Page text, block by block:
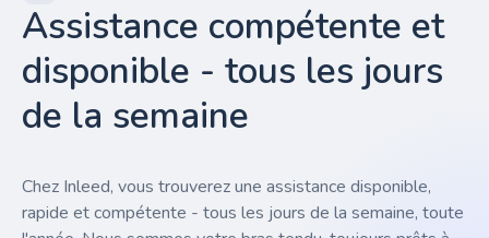
Assistance compétente et
disponible - tous les jours
de la semaine
Chez Inleed, vous trouverez une assistance disponible,
rapide et compétente - tous les jours de la semaine, toute